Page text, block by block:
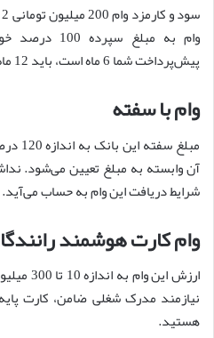
وام به مبلغ
پیش‌پرداخت شما 6 ماه است، باید 12 ماه دیگر قسط بپردازید.
وام با سفته
آن وابسته به مبلغ تعیین می‌شود.
شرایط دریافت این وام به حساب می‌آید.
وام کارت هوشمند
ارزش
نیازمند مدرک شغلی ضامن، کارت
هستید.